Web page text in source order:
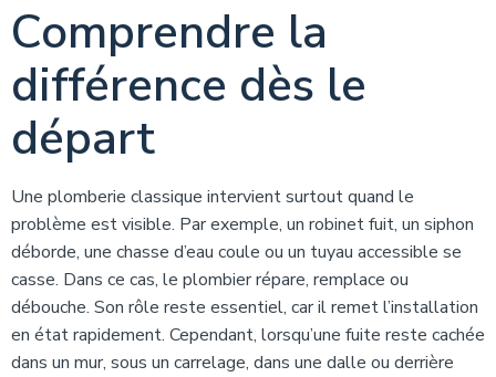
Comprendre la
différence dès le
départ
Une plomberie classique intervient surtout quand le
problème est visible. Par exemple, un robinet fuit, un siphon
déborde, une chasse d’eau coule ou un tuyau accessible se
casse. Dans ce cas, le plombier répare, remplace ou
débouche. Son rôle reste essentiel, car il remet l’installation
en état rapidement. Cependant, lorsqu’une fuite reste cachée
dans un mur, sous un carrelage, dans une dalle ou derrière